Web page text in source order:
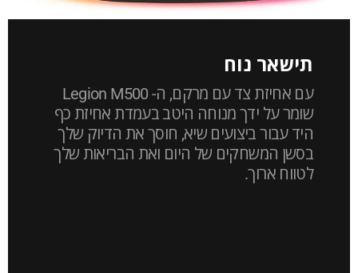
תישאר נוח
עם אחיזת צד עם מרקם, ה- Legion M500
שומר על ידך מנוחה היטב בעמדת אחיזת כף
היד עבור ביצועים שיא, חוסך את הדיוק שלך
בסשן המשחקים של היום ואת הבריאות שלך
לטווח ארוך.